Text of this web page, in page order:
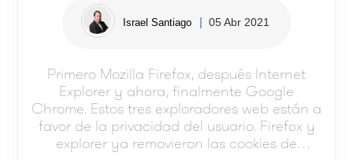
Israel Santiago 05 Abr 2021
Primero Mozilla Firefox, después Internet
Explorer y ahora, finalmente Google
Chrome. Estos tres exploradores web están a
favor de la privacidad del usuario. Firefox y
explorer ya removieron las cookies de